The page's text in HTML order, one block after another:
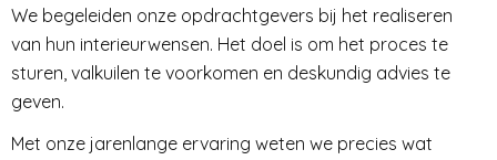
We begeleiden onze opdrachtgevers bij het realiseren
van hun interieurwensen. Het doel is om het proces te
sturen, valkuilen te voorkomen en deskundig advies te
geven.
Met onze jarenlange ervaring weten we precies wat